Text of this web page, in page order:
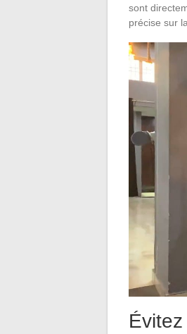
sont
précise sur